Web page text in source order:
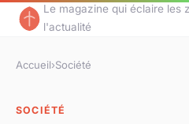
Le magazine qui éclaire les
l'actualité
Accueil›Société
SOCIÉTÉ